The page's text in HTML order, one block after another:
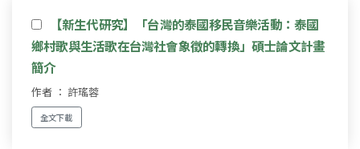
【新生代研究】「台灣的泰國移民音樂活動：泰國
鄉村歌與生活歌在台灣社會象徵的轉換」碩士論文計畫
簡介
作者 ： 許瑤蓉
全文下載